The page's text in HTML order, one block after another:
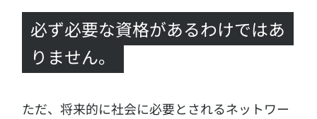
必ず必要な資格があるわけではあ
りません。
ただ、将来的に社会に必要とされるネットワー